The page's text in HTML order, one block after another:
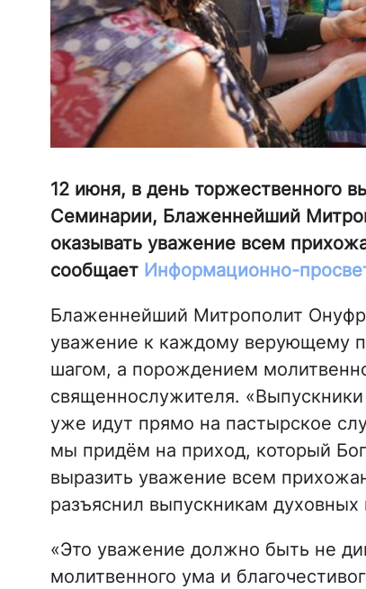
12 июня, в день торжественного
Семинарии, Блаженнейший
оказывать уважение всем
сообщает Информационно-
Блаженнейший Митрополит
уважение к каждому верующему
шагом, а порождением
священнослужителя.
уже идут прямо на пастырское
мы придём на приход, который
выразить уважение всем
разъяснил выпускникам
«Это уважение должно быть не
молитвенного ума и